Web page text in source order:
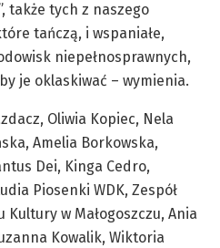
także tych z naszego
tańczą, i wspaniałe,
niepełnosprawnych,
je oklaskiwać – wymienia.
Oliwia Kopiec, Nela
Amelia Borkowska,
Dei, Kinga Cedro,
Piosenki WDK, Zespół
Kultury w Małogoszczu, Ania
Kowalik, Wiktoria